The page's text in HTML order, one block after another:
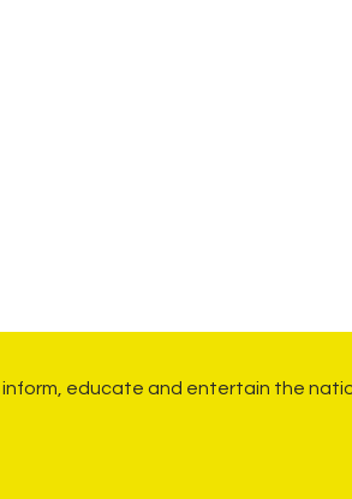
educate and entertain the